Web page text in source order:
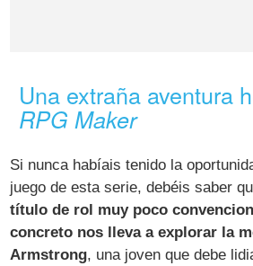
Una extraña aventura
RPG Maker
Si nunca habíais tenido la
juego de esta serie, debéis saber
título de rol muy poco
concreto nos lleva a explorar la
Armstrong, una joven que debe